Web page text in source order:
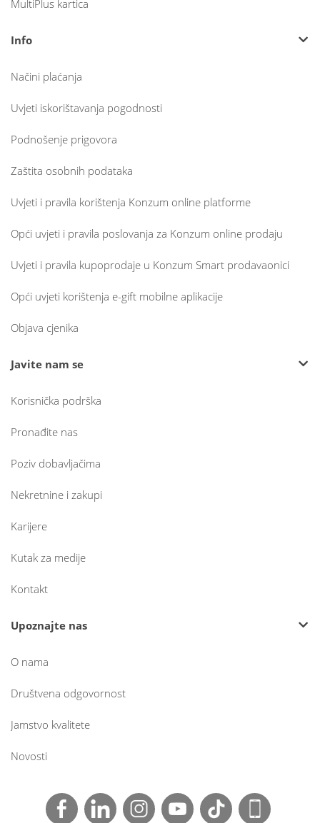
MultiPlus kartica
Info
Načini plaćanja
Uvjeti iskorištavanja pogodnosti
Podnošenje prigovora
Zaštita osobnih podataka
Uvjeti i pravila korištenja Konzum online platforme
Opći uvjeti i pravila poslovanja za Konzum online prodaju
Uvjeti i pravila kupoprodaje u Konzum Smart prodavaonici
Opći uvjeti korištenja e-gift mobilne aplikacije
Objava cjenika
Javite nam se
Korisnička podrška
Pronađite nas
Poziv dobavljačima
Nekretnine i zakupi
Karijere
Kutak za medije
Kontakt
Upoznajte nas
O nama
Društvena odgovornost
Jamstvo kvalitete
Novosti